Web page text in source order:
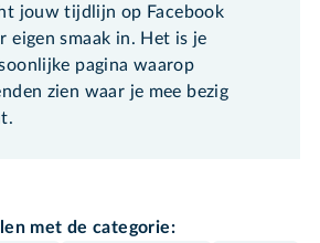
jouw tijdlijn op Facebook
eigen smaak in. Het is je
pagina waarop
zien waar je mee bezig
met de categorie: